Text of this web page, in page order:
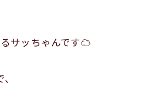
サッちゃんです☁️